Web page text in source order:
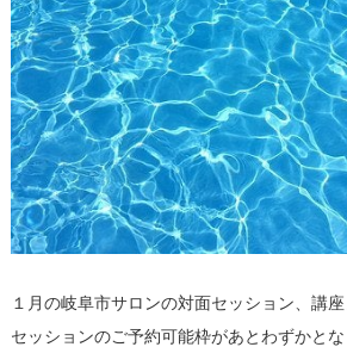
１月の岐阜市サロンの対面セッション、講
セッションのご予約可能枠があとわずかとな